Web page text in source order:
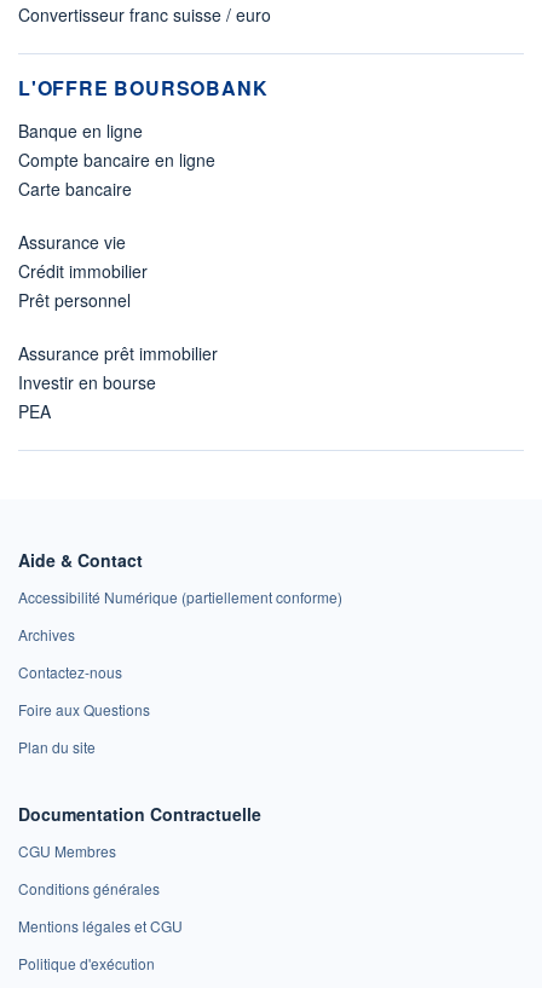
Convertisseur franc suisse / euro
L'OFFRE BOURSOBANK
Banque en ligne
Compte bancaire en ligne
Carte bancaire
Assurance vie
Crédit immobilier
Prêt personnel
Assurance prêt immobilier
Investir en bourse
PEA
Aide & Contact
Accessibilité Numérique (partiellement conforme)
Archives
Contactez-nous
Foire aux Questions
Plan du site
Documentation Contractuelle
CGU Membres
Conditions générales
Mentions légales et CGU
Politique d'exécution